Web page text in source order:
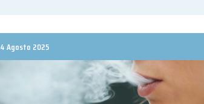
4 Agosto 2025